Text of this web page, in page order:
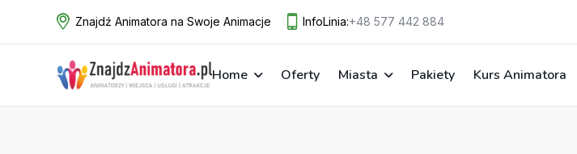
Znajdź Animatora na Swoje Animacje InfoLinia:+48 577 442 884
Home Oferty Miasta Pakiety Kurs Animatora